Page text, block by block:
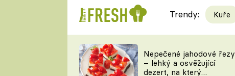
Videorecepty
TEĎ VAŘÍ ŠÉF!
Trendy: Kuře
Nepečené jahodové řezy
– lehký a osvěžující
dezert, na který